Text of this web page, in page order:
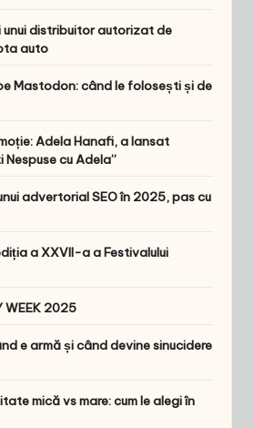
distribuitor autorizat de
auto
Mastodon: când le folosești și de
Adela Hanafi, a lansat
cu Adela”
advertorial SEO în 2025, pas cu
a XXVII-a a Festivalului
WEEK 2025
e armă și când devine sinucidere
mică vs mare: cum le alegi în